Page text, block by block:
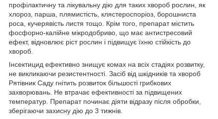
профілактичну та лікувальну дію для таких хвороб рослин, як
хлороз, парша, плямистість, клястероспоріоз, борошниста
роса, кучерявість листя тощо. Крім того, препарат містить
фосфорно-калійне мікродобриво, що має антистресовий
ефект, відновлює ріст рослин і підвищує їхню стійкість до
хвороб.
Інсектицид ефективно знищує комах на всіх стадіях розвитку,
не викликаючи резистентності. Засіб від шкідників та хвороб
Рятівник Саду гнітить розвиток більшості грибкових
захворювань. Не втрачає ефективності за підвищених
температур. Препарат починає діяти відразу після обробки,
зберігаючи захисну дію до 3 тижнів.